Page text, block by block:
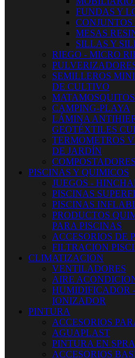
FUNDAS Y
MESAS
SILLAS Y
RIEGO - MICRO
SEMILLEROS
DE CULTIVO
CAMPING-PLAYA
LÁMINA
GEOTÉXTILES
TERMOMETROS
DE JARDÍN
COMPOSTADORES
PISCINAS Y QUIMICOS
JUEGOS -
PISCINAS
PISCINAS
PRODUCTOS
PARA PISCINAS
ACCESORIOS DE
FILTRACION
CLIMATIZACION
VENTILADORES
AIRE
HUMIDIFICADOR
IONIZADOR
PINTURA
ACCESORIOS
AGUAPLAST
PINTURA EN
ACCESORIOS